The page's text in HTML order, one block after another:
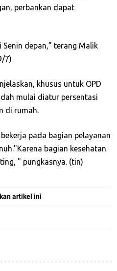
perbankan dapat
depan,” terang Malik
7)
khusus untuk OPD
mulai diatur persentasi
di rumah.
pada bagian pelayanan
"Karena bagian kesehatan
" pungkasnya. (tin)
artikel ini